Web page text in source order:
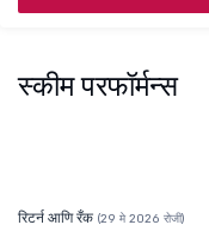
स्कीम परफॉर्मन्स
रिटर्न आणि रँक (29 मे 2026 रोजी)